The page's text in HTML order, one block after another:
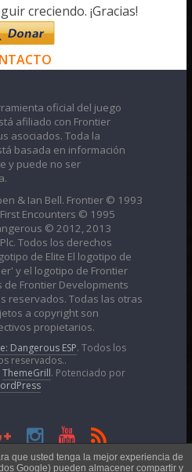
creciendo. ¡Gracias!
oficial del juego
afiliado con Frontier
asociados. Toda la
basada en información
y puede no ser
& Ian Bell. Frontier © 1993
Encounters © 1995
© 2012, 2013
Todos los derechos
de Elite El logotipo de
y el logotipo de Frontier
Frontier Developments
reservados. Todas las otras
a copyright son
propietarios.
Dangerous ESP. Todos los
reservados..
ThemeGrill. Potenciado por
unaLicencia Creative Commons
que usted tenga la mejor experiencia de
Google) pueden almacener compartir y